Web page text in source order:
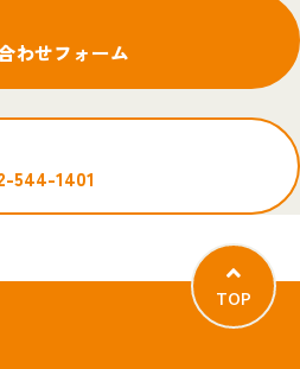
わせフォーム
544-1401
TOP